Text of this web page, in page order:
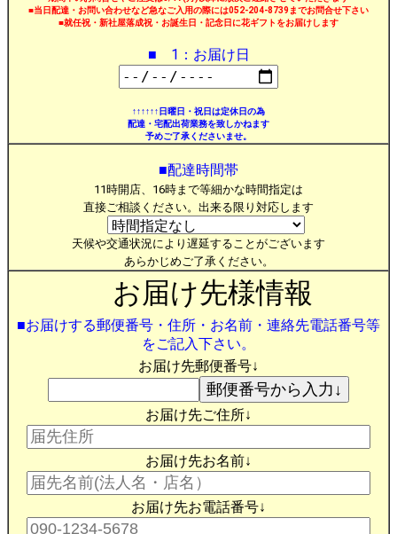
■当日配達・お問い合わせなど急なご入用の際には052-204-8739までお問合せ下さい
■就任祝・新社屋落成祝・お誕生日・記念日に花ギフトをお届けします
■ 1：お届け日
↑↑↑↑↑↑日曜日・祝日は定休日の為
配達・宅配出荷業務を致しかねます
予めご了承くださいませ。
■配達時間帯
11時開店、16時まで等細かな時間指定は
直接ご相談ください。出来る限り対応します
天候や交通状況により遅延することがございます
あらかじめご了承ください。
お届け先様情報
■お届けする郵便番号・住所・お名前・連絡先電話番号等
をご記入下さい。
お届け先郵便番号↓
お届け先ご住所↓
お届け先お名前↓
お届け先お電話番号↓